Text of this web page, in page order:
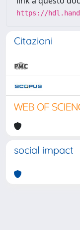
https://
Citazioni
social impact